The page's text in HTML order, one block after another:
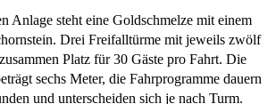
Anlage steht eine Goldschmelze mit einem
Drei Freifalltürme mit jeweils zwölf
Platz für 30 Gäste pro Fahrt. Die
sechs Meter, die Fahrprogramme dauern
und unterscheiden sich je nach Turm.